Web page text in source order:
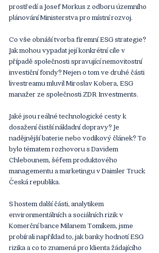
prostředí a Josef Morkus z odboru územního
plánování Ministerstva pro místní rozvoj.
Co vše obnáší tvorba firemní ESG strategie?
Jak mohou vypadat její konkrétní cíle v
případě společnosti spravující nemovitostní
investiční fondy? Nejen o tom ve druhé části
livestreamu mluvil Miroslav Kobera, ESG
manažer ze společnosti ZDR Investments.
Jaké jsou reálné technologické cesty k
dosažení čistší nákladní dopravy? Je
nadějnější baterie nebo vodíkový článek? To
bylo tématem rozhovoru s Davidem
Chlebounem, šéfem produktového
managementu a marketingu v Daimler Truck
Česká republika.
S hostem další části, analytikem
environmentálních a sociálních rizik v
Komerční bance Milanem Tomíkem, jsme
probírali například to, jak banky hodnotí ESG
rizika a co to znamená pro klienta žádajícího